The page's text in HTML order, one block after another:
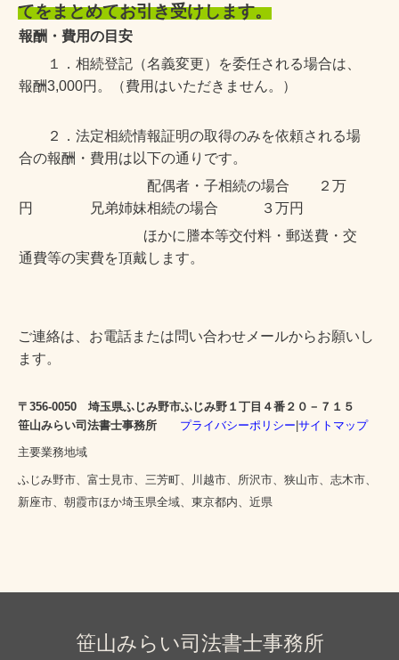
てをまとめてお引き受けします。
報酬・費用の目安
１．相続登記（名義変更）を委任される場合は、
報酬3,000円。（費用はいただきません。）
２．法定相続情報証明の取得のみを依頼される場
合の報酬・費用は以下の通りです。
配偶者・子相続の場合 ２万
円
兄弟姉妹相続の場合 ３万円
ほかに謄本等交付料・郵送費・交
通費等の実費を頂戴します。
ご連絡は、お電話または問い合わせメールからお願いし
ます。
〒356-0050 埼玉県ふじみ野市ふじみ野１丁目４番２０－７１５
笹山みらい司法書士事務所 プライバシーポリシー|サイトマップ
主要業務地域
ふじみ野市、富士見市、三芳町、川越市、所沢市、狭山市、志木市、
新座市、朝霞市ほか埼玉県全域、東京都内、近県
笹山みらい司法書士事務所